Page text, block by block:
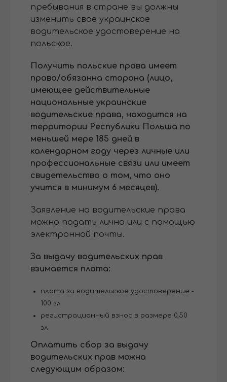
пребывания в стране вы должны
изменить свое украинское
водительское удостоверение на
польское.
Получить польские права имеет
право/обязанна сторона (лицо,
имеющее действительные
национальные украинские
водительские права, находится на
территории Республики Польша по
меньшей мере 185 дней в
календарном году через личные или
профессиональные связи или имеет
свидетельство о том, что оно
учится в минимум 6 месяцев).
Заявление на водительские права
можно подать лично или с помощью
электронной почты.
За выдачу водительских прав
взимается плата:
плата за водительское удостоверение -
100 зл
регистрационный взнос в размере 0,50
зл
Оплатить сбор за выдачу
водительских прав можна
следующим образом: